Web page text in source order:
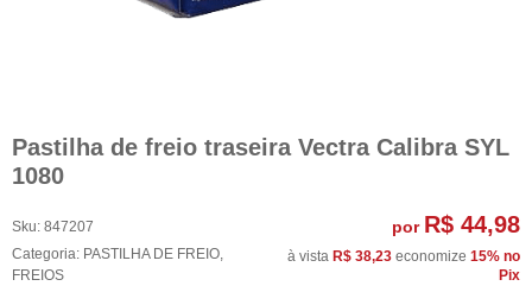
Pastilha de freio traseira Vectra Calibra SYL
1080
Sku: 847207
Categoria: PASTILHA DE FREIO,
FREIOS
por R$ 44,98
à vista R$ 38,23 economize 15% no
Pix